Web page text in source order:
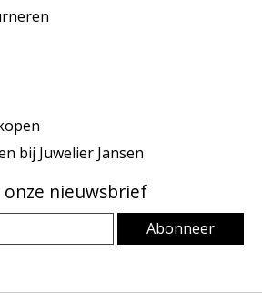
bij Juwelier Jansen
nieuwsbrief
Abonneer